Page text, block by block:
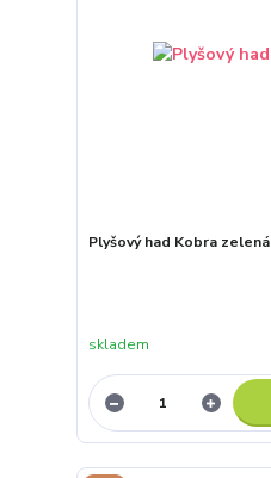
Plyšový had Kobra zelená
skladem